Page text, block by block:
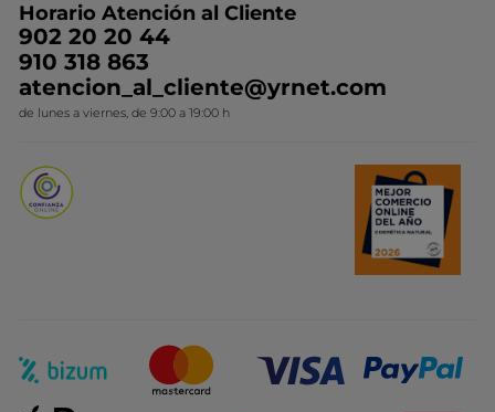
Conviértete en Franquiciada
Ideas de Regalo
Colección Monoi
Novedades del mes
Contacto
Horario Atención al Cliente
902 20 20 44
910 318 863
atencion_al_cliente@yrnet.com
de lunes a viernes, de 9:00 a 19:00 h